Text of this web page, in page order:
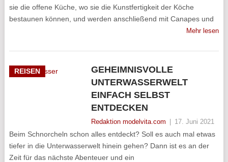
sie die offene Küche, wo sie die Kunstfertigkeit der Köche
bestaunen können, und werden anschließend mit Canapes und
Mehr lesen
REISEN
GEHEIMNISVOLLE
UNTERWASSERWELT
EINFACH SELBST
ENTDECKEN
Redaktion modelvita.com 17. Juni 2021
Beim Schnorcheln schon alles entdeckt? Soll es auch mal etwas
tiefer in die Unterwasserwelt hinein gehen? Dann ist es an der
Zeit für das nächste Abenteuer und ein